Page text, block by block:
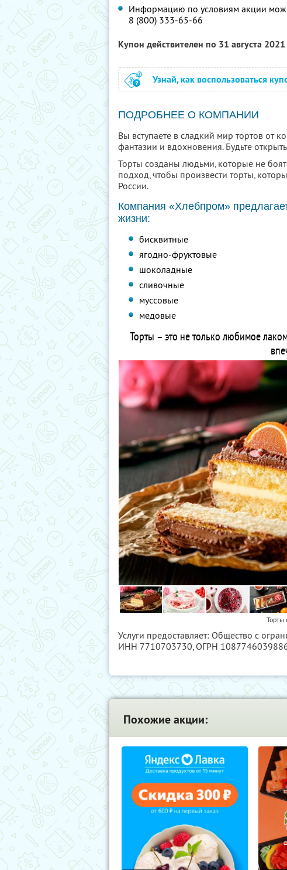
Информацию по условиям акции
8 (800) 333-65-66
Купон действителен по 31 августа
Узнай, как воспользоваться
ПОДРОБНЕЕ О КОМПАНИИ
Вы вступаете в сладкий мир тортов от
фантазии и вдохновения. Будьте
Торты созданы людьми, которые не
подход, чтобы произвести торты,
России.
Компания «Хлебпром»
жизни:
бисквитные
ягодно-фруктовые
шоколадные
сливочные
муссовые
медовые
Торты – это не только любимое
Торты
Услуги предоставляет: Общество с
ИНН 7710703730, ОГРН
Похожие акции: